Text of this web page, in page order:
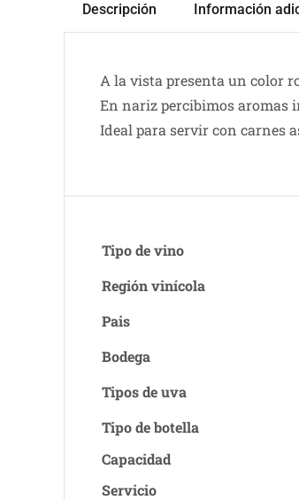
Descripción Información
A la vista presenta un color
En nariz percibimos aromas
Ideal para servir con carnes
Tipo de vino
Región vinícola
Pais
Bodega
Tipos de uva
Tipo de botella
Capacidad
Servicio